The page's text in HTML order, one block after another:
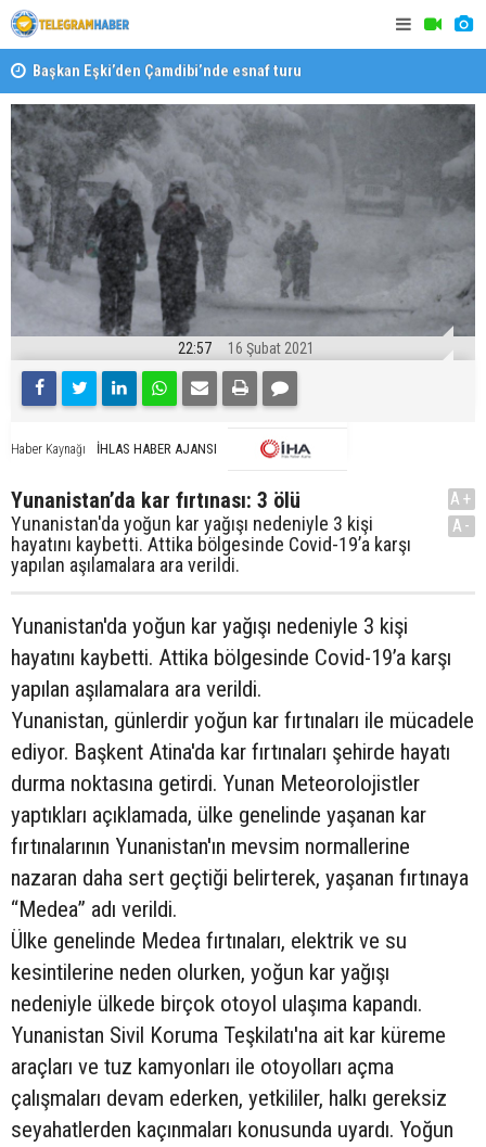
Başkan Eşki’den Çamdibi’nde esnaf turu
22:57 16 Şubat 2021
Haber Kaynağı İHLAS HABER AJANSI
Yunanistan’da kar fırtınası: 3 ölü
Yunanistan'da yoğun kar yağışı nedeniyle 3 kişi
hayatını kaybetti. Attika bölgesinde Covid-19’a karşı
yapılan aşılamalara ara verildi.
A+
A-
Yunanistan'da yoğun kar yağışı nedeniyle 3 kişi
hayatını kaybetti. Attika bölgesinde Covid-19’a karşı
yapılan aşılamalara ara verildi.
Yunanistan, günlerdir yoğun kar fırtınaları ile mücadele
ediyor. Başkent Atina'da kar fırtınaları şehirde hayatı
durma noktasına getirdi. Yunan Meteorolojistler
yaptıkları açıklamada, ülke genelinde yaşanan kar
fırtınalarının Yunanistan'ın mevsim normallerine
nazaran daha sert geçtiği belirterek, yaşanan fırtınaya
“Medea” adı verildi.
Ülke genelinde Medea fırtınaları, elektrik ve su
kesintilerine neden olurken, yoğun kar yağışı
nedeniyle ülkede birçok otoyol ulaşıma kapandı.
Yunanistan Sivil Koruma Teşkilatı'na ait kar küreme
araçları ve tuz kamyonları ile otoyolları açma
çalışmaları devam ederken, yetkililer, halkı gereksiz
seyahatlerden kaçınmaları konusunda uyardı. Yoğun